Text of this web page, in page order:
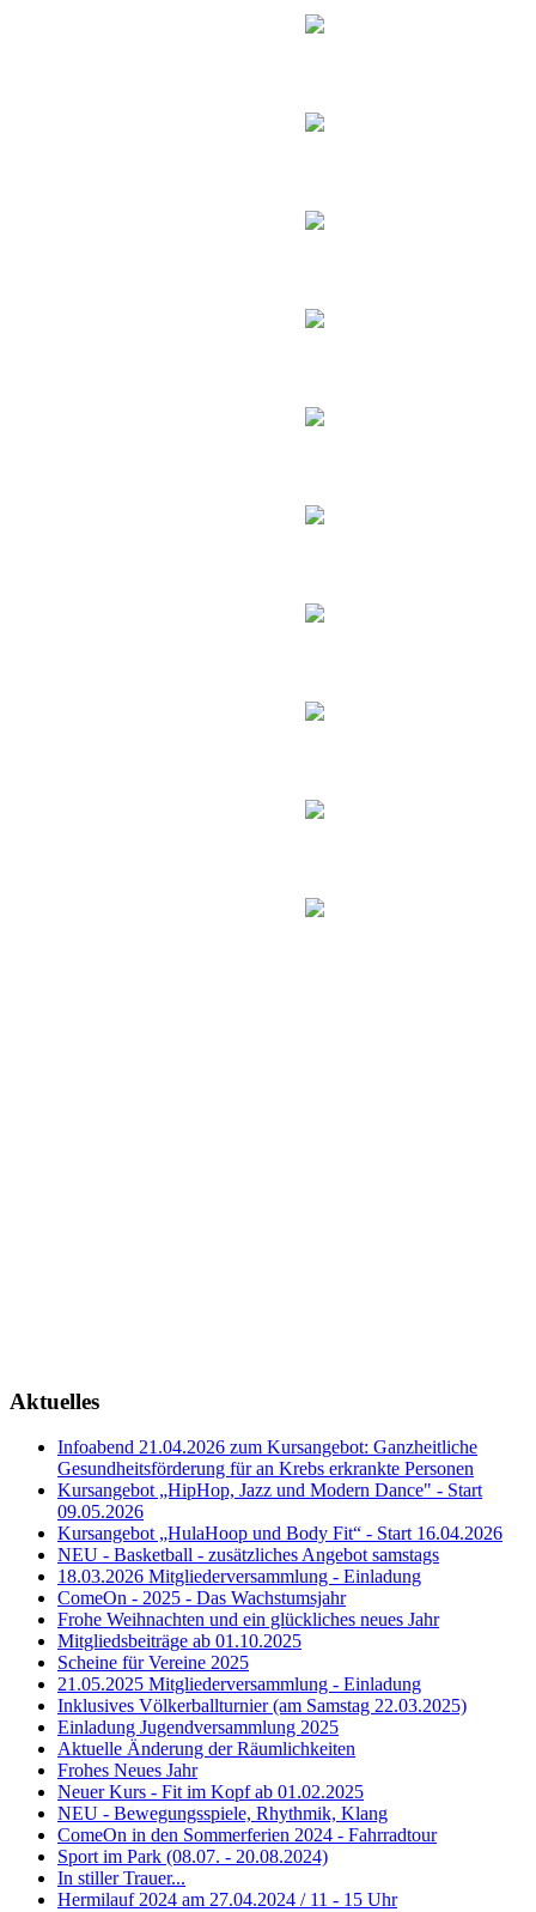
Aktuelles
Infoabend 21.04.2026 zum Kursangebot: Ganzheitliche
Gesundheitsförderung für an Krebs erkrankte Personen
Kursangebot „HipHop, Jazz und Modern Dance" - Start
09.05.2026
Kursangebot „HulaHoop und Body Fit“ - Start 16.04.2026
NEU - Basketball - zusätzliches Angebot samstags
18.03.2026 Mitgliederversammlung - Einladung
ComeOn - 2025 - Das Wachstumsjahr
Frohe Weihnachten und ein glückliches neues Jahr
Mitgliedsbeiträge ab 01.10.2025
Scheine für Vereine 2025
21.05.2025 Mitgliederversammlung - Einladung
Inklusives Völkerballturnier (am Samstag 22.03.2025)
Einladung Jugendversammlung 2025
Aktuelle Änderung der Räumlichkeiten
Frohes Neues Jahr
Neuer Kurs - Fit im Kopf ab 01.02.2025
NEU - Bewegungsspiele, Rhythmik, Klang
ComeOn in den Sommerferien 2024 - Fahrradtour
Sport im Park (08.07. - 20.08.2024)
In stiller Trauer...
Hermilauf 2024 am 27.04.2024 / 11 - 15 Uhr